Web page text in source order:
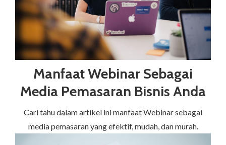
Manfaat Webinar Sebagai
Media Pemasaran Bisnis Anda
Cari tahu dalam artikel ini manfaat Webinar sebagai
media pemasaran yang efektif, mudah, dan murah.